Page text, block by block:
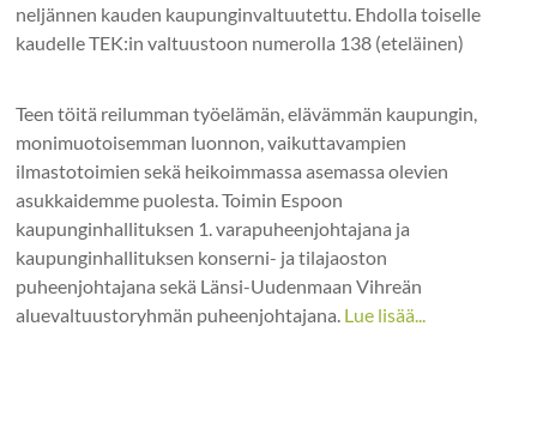
neljännen kauden kaupunginvaltuutettu. Ehdolla toiselle
kaudelle TEK:in valtuustoon numerolla 138 (eteläinen)
Teen töitä reilumman työelämän, elävämmän kaupungin,
monimuotoisemman luonnon, vaikuttavampien
ilmastotoimien sekä heikoimmassa asemassa olevien
asukkaidemme puolesta. Toimin Espoon
kaupunginhallituksen 1. varapuheenjohtajana ja
kaupunginhallituksen konserni- ja tilajaoston
puheenjohtajana sekä Länsi-Uudenmaan Vihreän
aluevaltuustoryhmän puheenjohtajana. Lue lisää...